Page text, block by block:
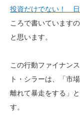
投資だけでない！ 日
ころで書いています
と思います。
この行動ファイナン
ト・シラーは、「市
離れて暴走をする」
す。